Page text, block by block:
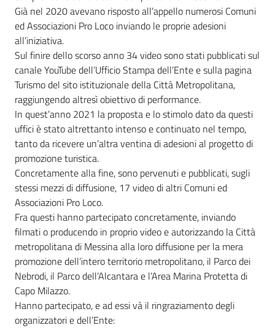
Già nel 2020 avevano risposto all’appello numerosi Comuni
ed Associazioni Pro Loco inviando le proprie adesioni
all’iniziativa.
Sul finire dello scorso anno 34 video sono stati pubblicati sul
canale YouTube dell’Ufficio Stampa dell’Ente e sulla pagina
Turismo del sito istituzionale della Città Metropolitana,
raggiungendo altresì obiettivo di performance.
In quest’anno 2021 la proposta e lo stimolo dato da questi
uffici è stato altrettanto intenso e continuato nel tempo,
tanto da ricevere un’altra ventina di adesioni al progetto di
promozione turistica.
Concretamente alla fine, sono pervenuti e pubblicati, sugli
stessi mezzi di diffusione, 17 video di altri Comuni ed
Associazioni Pro Loco.
Fra questi hanno partecipato concretamente, inviando
filmati o producendo in proprio video e autorizzando la Città
metropolitana di Messina alla loro diffusione per la mera
promozione dell’intero territorio metropolitano, il Parco dei
Nebrodi, il Parco dell’Alcantara e l’Area Marina Protetta di
Capo Milazzo.
Hanno partecipato, e ad essi và il ringraziamento degli
organizzatori e dell’Ente: